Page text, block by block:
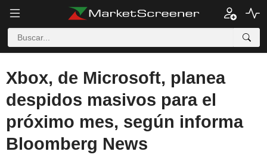
Xbox, de Microsoft, planea
despidos masivos para el
próximo mes, según informa
Bloomberg News